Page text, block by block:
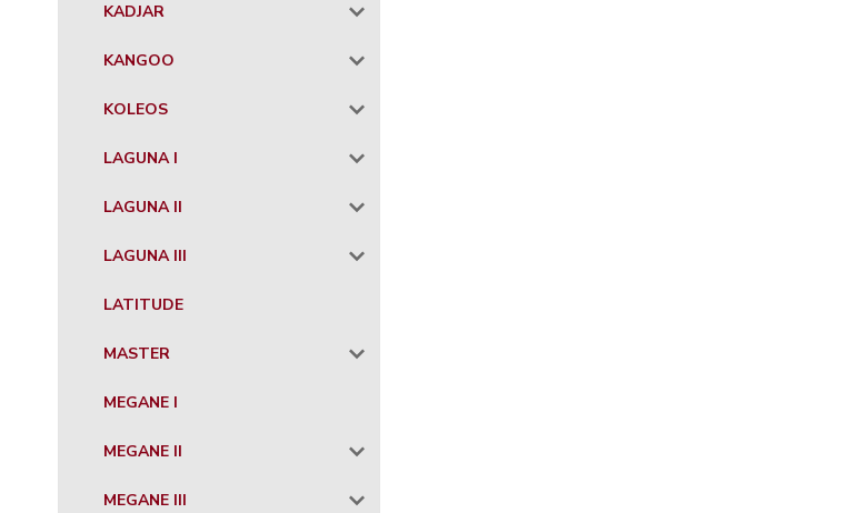
KADJAR
KANGOO
KOLEOS
LAGUNA I
LAGUNA II
LAGUNA III
LATITUDE
MASTER
MEGANE I
MEGANE II
MEGANE III